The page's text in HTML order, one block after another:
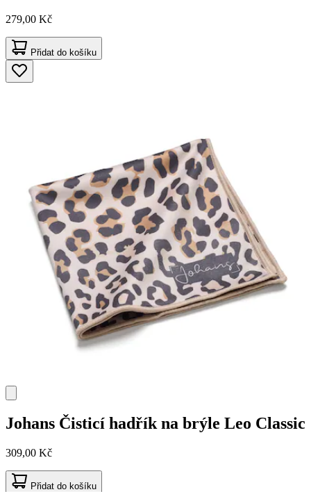
279,00 Kč
Přidat do košíku
Johans Čisticí hadřík na brýle Leo Classic
309,00 Kč
Přidat do košíku